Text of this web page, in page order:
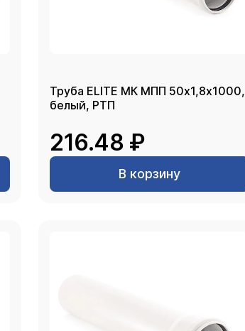
Труба ELITE МК МПП 50х1,8х1000,
белый, РТП
216.48 ₽
В корзину